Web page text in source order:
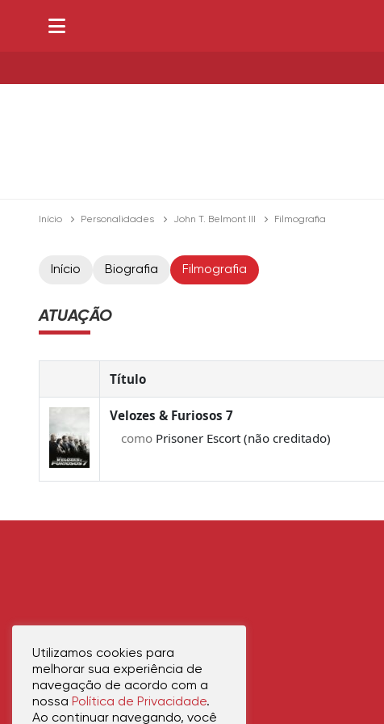
Início Personalidades John T. Belmont III Filmografia
Início Biografia Filmografia
ATUAÇÃO
Título
Velozes & Furiosos 7
como Prisoner Escort (não creditado)
Utilizamos cookies para
melhorar sua experiência de
navegação de acordo com a
nossa Política de Privacidade.
Ao continuar navegando, você